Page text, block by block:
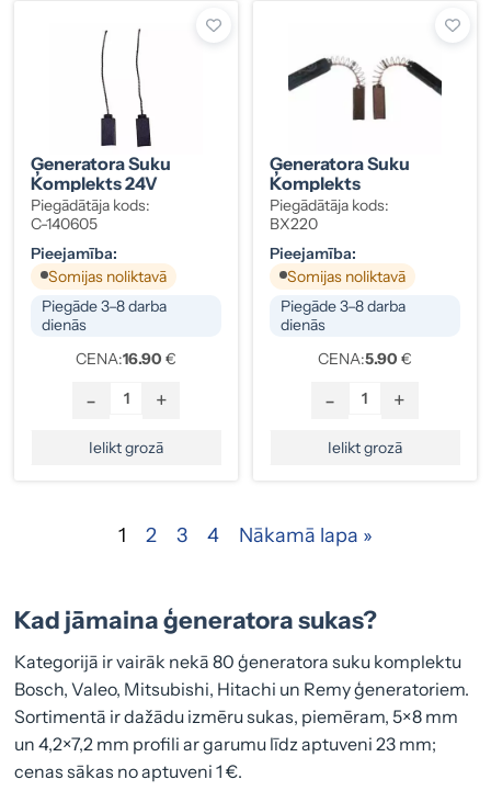
Ģeneratora Suku
Komplekts 24V
Piegādātāja kods:
C-140605
Pieejamība:
Somijas noliktavā
Piegāde 3–8 darba
dienās
CENA:16.90 €
- +
Ielikt grozā
Ģeneratora Suku
Komplekts
Piegādātāja kods:
BX220
Pieejamība:
Somijas noliktavā
Piegāde 3–8 darba
dienās
CENA:5.90 €
- +
Ielikt grozā
1 2 3 4 Nākamā lapa »
Kad jāmaina ģeneratora sukas?
Kategorijā ir vairāk nekā 80 ģeneratora suku komplektu
Bosch, Valeo, Mitsubishi, Hitachi un Remy ģeneratoriem.
Sortimentā ir dažādu izmēru sukas, piemēram, 5×8 mm
un 4,2×7,2 mm profili ar garumu līdz aptuveni 23 mm;
cenas sākas no aptuveni 1 €.